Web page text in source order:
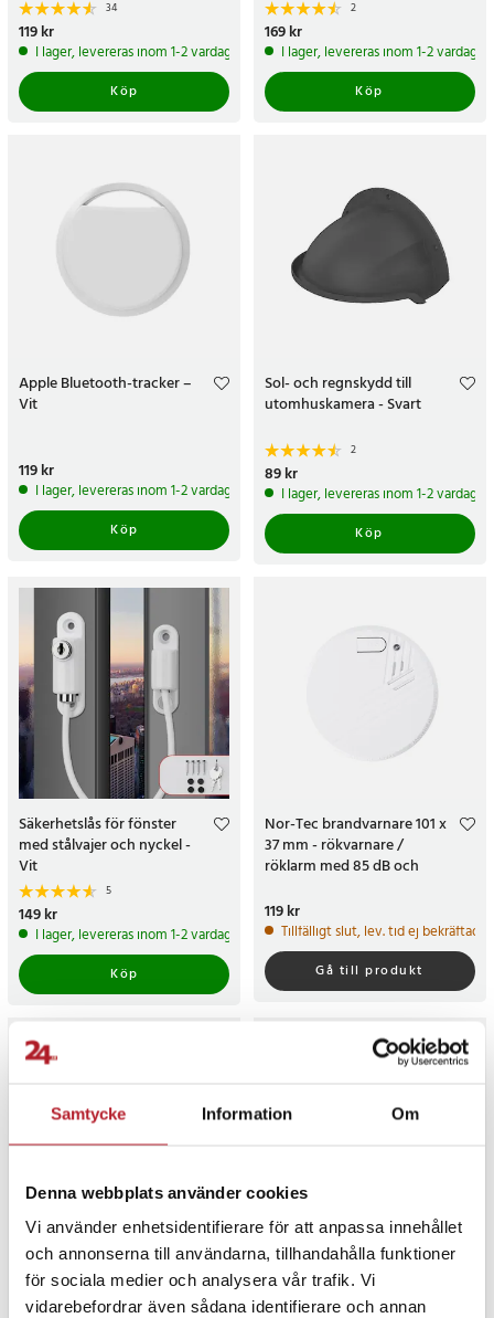
Samtycke Information Om
Denna webbplats använder cookies
Vi använder enhetsidentifierare för att anpassa innehållet
och annonserna till användarna, tillhandahålla funktioner
för sociala medier och analysera vår trafik. Vi
vidarebefordrar även sådana identifierare och annan
34
Pris:119 kr
119 kr
I lager, levereras inom 1-2 vardagar
Köp
2
Pris:169 kr
169 kr
I lager, levereras inom 1-2 vardagar
Köp
Apple Bluetooth-tracker –
Vit
Pris:119 kr
119 kr
I lager, levereras inom 1-2 vardagar
Köp
Sol- och regnskydd till
utomhuskamera - Svart
2
Pris:89 kr
89 kr
I lager, levereras inom 1-2 vardagar
Köp
Säkerhetslås för fönster
med stålvajer och nyckel -
Vit
5
Pris:149 kr
149 kr
I lager, levereras inom 1-2 vardagar
Köp
Nor-Tec brandvarnare 101 x
37 mm - rökvarnare /
röklarm med 85 dB och
Pris:119 kr
119 kr
Tillfälligt slut, lev. tid ej bekräftad.
Gå till produkt
42%
Grundig Brandvarnare med
Högljudd Siren 85 dB –
Skydda Ditt Hem eller Företag
BodyGuard Knock Out V.2 -
Självförsvarsspray